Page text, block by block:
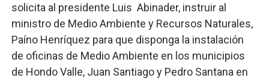
solicita al presidente Luis Abinader, instruir al
ministro de Medio Ambiente y Recursos Naturales,
Paíno Henríquez para que disponga la instalación
de oficinas de Medio Ambiente en los municipios
de Hondo Valle, Juan Santiago y Pedro Santana en